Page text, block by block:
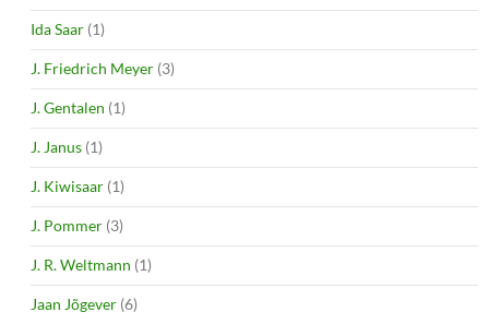
Ida Saar (1)
J. Friedrich Meyer (3)
J. Gentalen (1)
J. Janus (1)
J. Kiwisaar (1)
J. Pommer (3)
J. R. Weltmann (1)
Jaan Jõgever (6)